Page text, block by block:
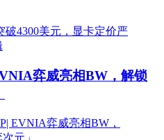
弈威亮相BW，解锁